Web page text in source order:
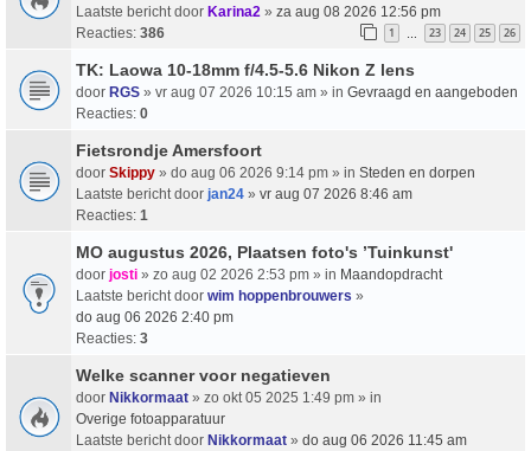
Laatste bericht door Karina2 » za aug 08 2026 12:56 pm
Reacties: 386 1 … 23 24 25 26
TK: Laowa 10-18mm f/4.5-5.6 Nikon Z lens
door RGS » vr aug 07 2026 10:15 am » in Gevraagd en aangeboden
Reacties: 0
Fietsrondje Amersfoort
door Skippy » do aug 06 2026 9:14 pm » in Steden en dorpen
Laatste bericht door jan24 » vr aug 07 2026 8:46 am
Reacties: 1
MO augustus 2026, Plaatsen foto's ’Tuinkunst'
door josti » zo aug 02 2026 2:53 pm » in Maandopdracht
Laatste bericht door wim hoppenbrouwers »
do aug 06 2026 2:40 pm
Reacties: 3
Welke scanner voor negatieven
door Nikkormaat » zo okt 05 2025 1:49 pm » in
Overige fotoapparatuur
Laatste bericht door Nikkormaat » do aug 06 2026 11:45 am